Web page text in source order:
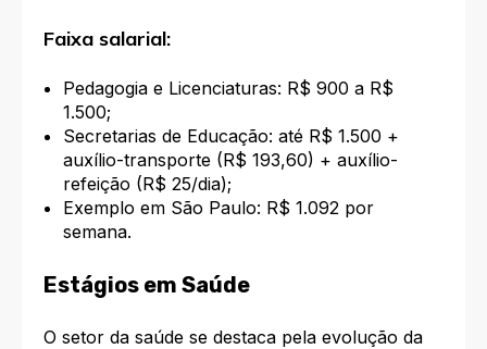
Faixa salarial:
Pedagogia e Licenciaturas: R$ 900 a R$
1.500;
Secretarias de Educação: até R$ 1.500 +
auxílio-transporte (R$ 193,60) + auxílio-
refeição (R$ 25/dia);
Exemplo em São Paulo: R$ 1.092 por
semana.
Estágios em Saúde
O setor da saúde se destaca pela evolução da